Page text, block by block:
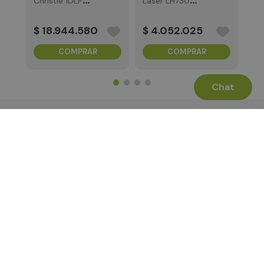
Chat
$ 18.944.580
COMPRAR
$ 4.052.025
COMPRAR